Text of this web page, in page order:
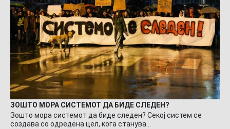
ЗОШТО МОРА СИСТЕМОТ ДА БИДЕ СЛЕДЕН?
Зошто мора системот да биде следен? Секој систем се
создава со одредена цел, кога станува…